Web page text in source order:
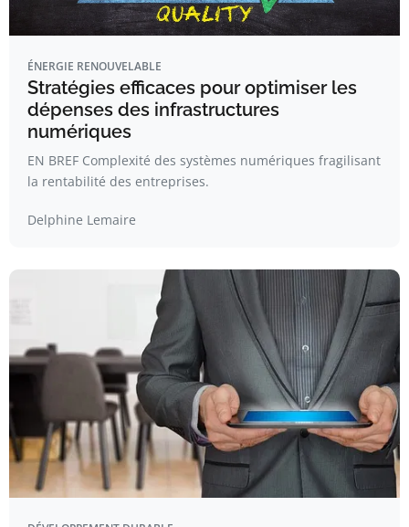
ÉNERGIE RENOUVELABLE
Stratégies efficaces pour optimiser les
dépenses des infrastructures
numériques
EN BREF Complexité des systèmes numériques fragilisant
la rentabilité des entreprises.
Delphine Lemaire